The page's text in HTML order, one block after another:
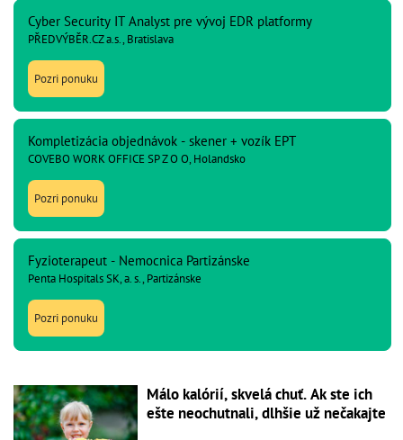
Cyber Security IT Analyst pre vývoj EDR platformy
PŘEDVÝBĚR.CZ a.s., Bratislava
Pozri ponuku
Kompletizácia objednávok - skener + vozík EPT
COVEBO WORK OFFICE SP Z O O, Holandsko
Pozri ponuku
Fyzioterapeut - Nemocnica Partizánske
Penta Hospitals SK, a. s., Partizánske
Pozri ponuku
Málo kalórií, skvelá chuť. Ak ste ich
ešte neochutnali, dlhšie už nečakajte